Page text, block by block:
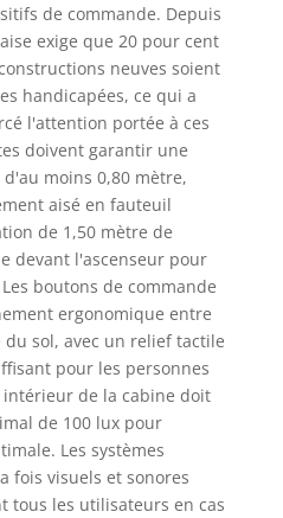
de commande. Depuis
exige que 20 pour cent
neuves soient
handicapées, ce qui a
l'attention portée à ces
doivent garantir une
moins 0,80 mètre,
aisé en fauteuil
de 1,50 mètre de
devant l'ascenseur pour
boutons de commande
ergonomique entre
sol, avec un relief tactile
pour les personnes
intérieur de la cabine doit
de 100 lux pour
Les systèmes
fois visuels et sonores
tous les utilisateurs en cas